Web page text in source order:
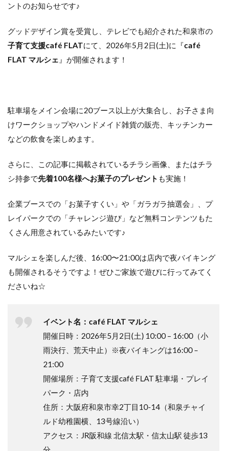
ントのお知らせです♪
グッドデザイン賞を受賞し、テレビでも紹介された和泉市の
子育て支援café FLATにて、2026年5月2日(土)に『café
FLAT マルシェ 』が開催されます！
駐車場をメイン会場に20ブース以上が大集合し、お子さま向
けワークショップやハンドメイド雑貨の販売、キッチンカー
などの飲食を楽しめます。
さらに、この記事に掲載されているチラシ画像、またはチラ
シ持参で先着100名様へお菓子のプレゼント も実施！
企業ブースでの「お菓子すくい」や「ガラガラ抽選会」、プ
レイパークでの「チャレンジ遊び」など無料コンテンツもた
くさん用意されているみたいです♪
マルシェを楽しんだ後、16:00〜21:00は店内で夜バイキング
も開催されるそうですよ！ぜひご家族で遊びに行ってみてく
ださいね☆
イベント名：café FLAT マルシェ
開催日時：2026年5月2日(土) 10:00 – 16:00（小
雨決行、荒天中止）※夜バイキングは16:00 –
21:00
開催場所：子育て支援café FLAT 駐車場・プレイ
パーク・店内
住所：大阪府和泉市幸2丁目10-14（和泉チャイ
ルド幼稚園横、13号線沿い）
アクセス：JR阪和線 北信太駅・信太山駅 徒歩13